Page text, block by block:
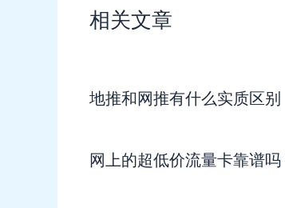
相关文章
地推和网推有什么实质区别
网上的超低价流量卡靠谱